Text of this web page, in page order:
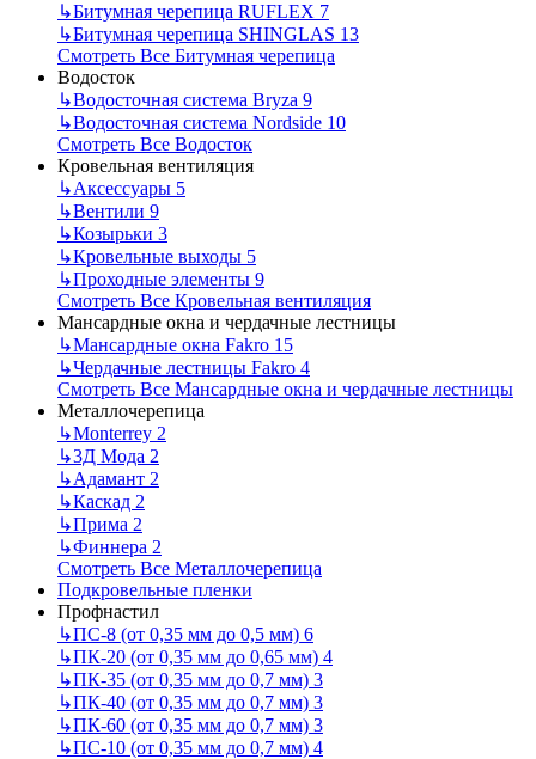
↳Битумная черепица RUFLEX 7
↳Битумная черепица SHINGLAS 13
Смотреть Все Битумная черепица
Водосток
↳Водосточная система Bryza 9
↳Водосточная система Nordside 10
Смотреть Все Водосток
Кровельная вентиляция
↳Аксессуары 5
↳Вентили 9
↳Козырьки 3
↳Кровельные выходы 5
↳Проходные элементы 9
Смотреть Все Кровельная вентиляция
Мансардные окна и чердачные лестницы
↳Мансардные окна Fakro 15
↳Чердачные лестницы Fakro 4
Смотреть Все Мансардные окна и чердачные лестницы
Металлочерепица
↳Monterrey 2
↳3Д Мода 2
↳Адамант 2
↳Каскад 2
↳Прима 2
↳Финнера 2
Смотреть Все Металлочерепица
Подкровельные пленки
Профнастил
↳ПС-8 (от 0,35 мм до 0,5 мм) 6
↳ПК-20 (от 0,35 мм до 0,65 мм) 4
↳ПК-35 (от 0,35 мм до 0,7 мм) 3
↳ПК-40 (от 0,35 мм до 0,7 мм) 3
↳ПК-60 (от 0,35 мм до 0,7 мм) 3
↳ПС-10 (от 0,35 мм до 0,7 мм) 4